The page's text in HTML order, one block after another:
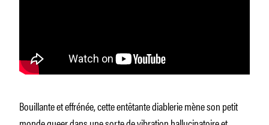
Bouillante et effrénée, cette entêtante diablerie mène son petit